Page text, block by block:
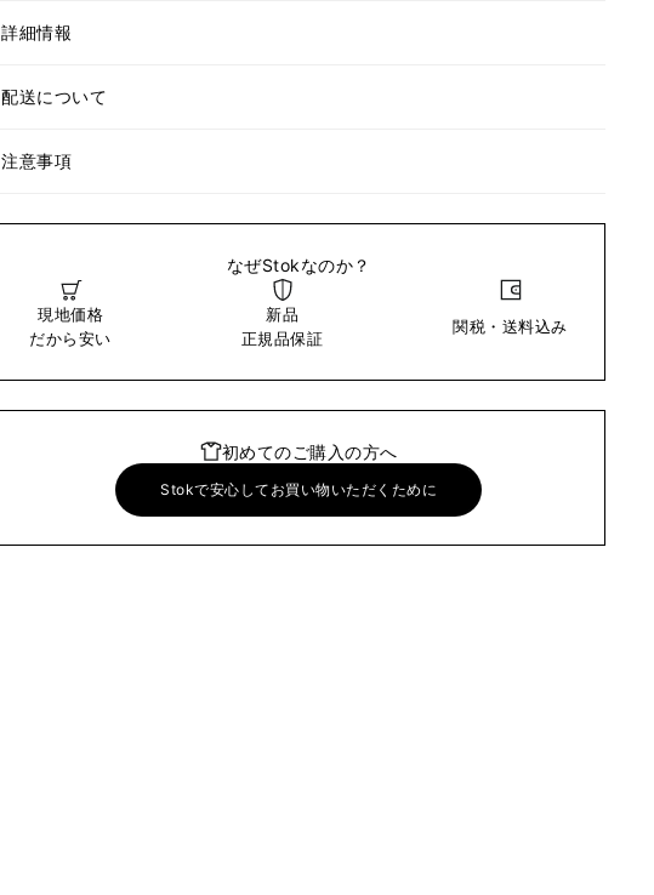
詳細情報
配送について
注意事項
なぜStokなのか？
現地価格
だから安い
新品
正規品保証
関税・送料込み
初めてのご購入の方へ
Stokで安心してお買い物いただくために